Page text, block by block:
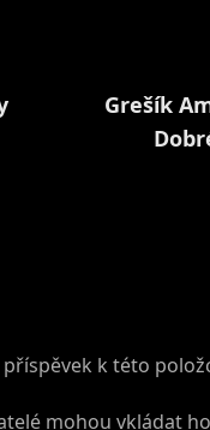
Grešík
k této
mohou vkládat